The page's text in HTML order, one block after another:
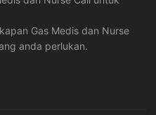
Gas Medis dan Nurse
anda perlukan.